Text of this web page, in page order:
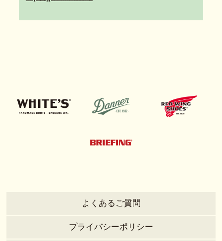
よくあるご質問
プライバシーポリシー